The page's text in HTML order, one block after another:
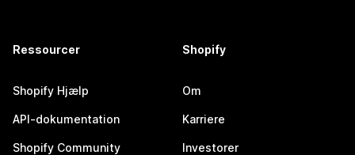
Ressourcer
Shopify Hjælp
API-dokumentation
Shopify Community
Shopify
Om
Karriere
Investorer